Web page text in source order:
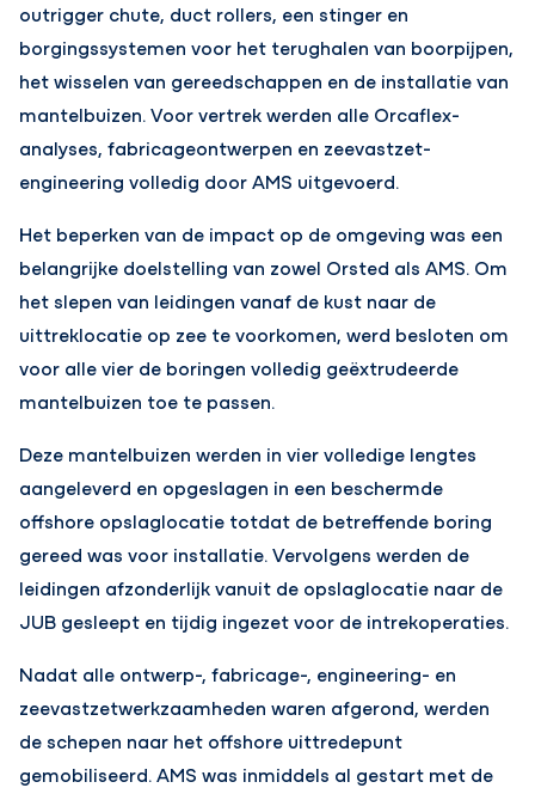
outrigger chute, duct rollers, een stinger en
borgingssystemen voor het terughalen van boorpijpen,
het wisselen van gereedschappen en de installatie van
mantelbuizen. Voor vertrek werden alle Orcaflex-
analyses, fabricageontwerpen en zeevastzet-
engineering volledig door AMS uitgevoerd.
Het beperken van de impact op de omgeving was een
belangrijke doelstelling van zowel Orsted als AMS. Om
het slepen van leidingen vanaf de kust naar de
uittreklocatie op zee te voorkomen, werd besloten om
voor alle vier de boringen volledig geëxtrudeerde
mantelbuizen toe te passen.
Deze mantelbuizen werden in vier volledige lengtes
aangeleverd en opgeslagen in een beschermde
offshore opslaglocatie totdat de betreffende boring
gereed was voor installatie. Vervolgens werden de
leidingen afzonderlijk vanuit de opslaglocatie naar de
JUB gesleept en tijdig ingezet voor de intrekoperaties.
Nadat alle ontwerp-, fabricage-, engineering- en
zeevastzetwerkzaamheden waren afgerond, werden
de schepen naar het offshore uittredepunt
gemobiliseerd. AMS was inmiddels al gestart met de